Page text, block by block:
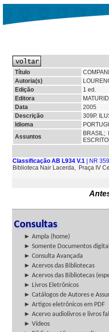
Título
Autoria(s)
Edição
1 ed.
Editora
Data
2005
Descrição
309P.
Idioma
Assuntos
BRASIL;
Classificação AB L934 V.1 | NR
Biblioteca Nair Lacerda, Praça IV
Consultas
► Ampla (home)
► Somente Documentos
► Consulta Avançada
► Acervos das Bibliotecas
► Acervos das Bibliotecas
► Livros Eletrônicos
► Catálogos de Autores e
► Artigos eletrônicos em PDF
► Acervo audiolivros e livros
► Vídeos